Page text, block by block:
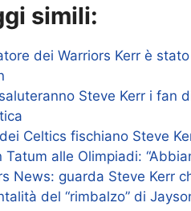
simili:
dei Warriors Kerr è
Steve Kerr i fan
Celtics fischiano Steve
Tatum alle Olimpiadi:
News: guarda Steve Kerr
del “rimbalzo” di